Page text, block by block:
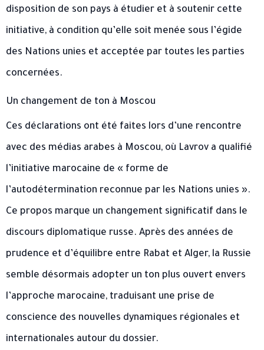
disposition de son pays à étudier et à soutenir cette
initiative, à condition qu’elle soit menée sous l’égide
des Nations unies et acceptée par toutes les parties
concernées.
Un changement de ton à Moscou
Ces déclarations ont été faites lors d’une rencontre
avec des médias arabes à Moscou, où Lavrov a qualifié
l’initiative marocaine de « forme de
l’autodétermination reconnue par les Nations unies ».
Ce propos marque un changement significatif dans le
discours diplomatique russe. Après des années de
prudence et d’équilibre entre Rabat et Alger, la Russie
semble désormais adopter un ton plus ouvert envers
l’approche marocaine, traduisant une prise de
conscience des nouvelles dynamiques régionales et
internationales autour du dossier.